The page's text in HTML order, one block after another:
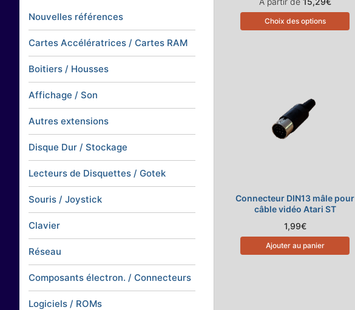
Choix des options
Connecteur DIN13 mâle pour
câble vidéo Atari ST
1,99€
Ajouter au panier
Nouvelles références
Cartes Accélératrices / Cartes RAM
Boitiers / Housses
Affichage / Son
Autres extensions
Disque Dur / Stockage
Lecteurs de Disquettes / Gotek
Souris / Joystick
Clavier
Réseau
Composants électron. / Connecteurs
Logiciels / ROMs